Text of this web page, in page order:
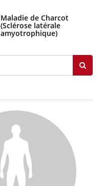
Maladie de Charcot
(Sclérose latérale
amyotrophique)